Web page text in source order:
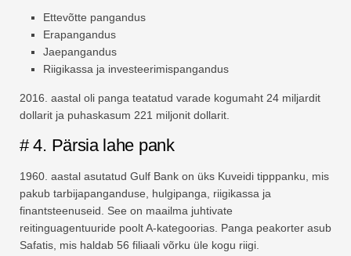
Ettevõtte pangandus
Erapangandus
Jaepangandus
Riigikassa ja investeerimispangandus
2016. aastal oli panga teatatud varade kogumaht 24 miljardit
dollarit ja puhaskasum 221 miljonit dollarit.
# 4. Pärsia lahe pank
1960. aastal asutatud Gulf Bank on üks Kuveidi tipppanku, mis
pakub tarbijapanganduse, hulgipanga, riigikassa ja
finantsteenuseid. See on maailma juhtivate
reitinguagentuuride poolt A-kategoorias. Panga peakorter asub
Safatis, mis haldab 56 filiaali võrku üle kogu riigi.